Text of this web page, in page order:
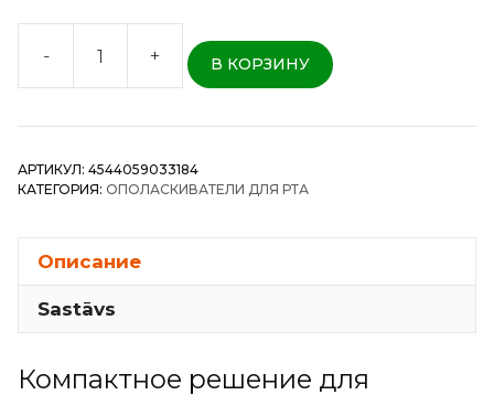
-
Количество
товара
Slim
EX
фильтр-
воды
+ В КОРЗИНУ
АРТИКУЛ: 4544059033184
КАТЕГОРИЯ: ОПОЛАСКИВАТЕЛИ ДЛЯ РТА
Описание
Sastāvs
Компактное решение для